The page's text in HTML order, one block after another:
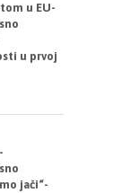
u EU-
u prvoj
jači“-